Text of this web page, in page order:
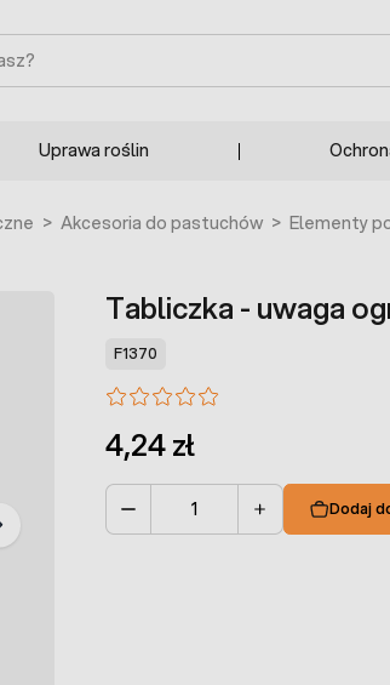
Uprawa roślin
> Akcesoria do pastuchów > Elementy
Tabliczka - uwaga
F1370
4,24 zł
Dodaj